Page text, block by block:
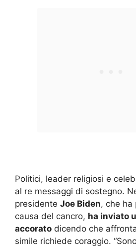
Politici, leader religiosi e
al re messaggi di sostegno.
presidente Joe Biden, che ha
causa del cancro, ha inviato
accorato dicendo che
simile richiede coraggio.